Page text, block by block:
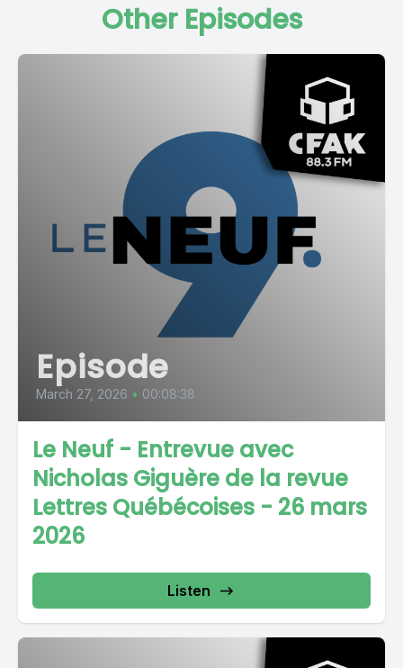
Other Episodes
Episode
March 27, 2026 • 00:08:38
Le Neuf - Entrevue avec
Nicholas Giguère de la revue
Lettres Québécoises - 26 mars
2026
Listen